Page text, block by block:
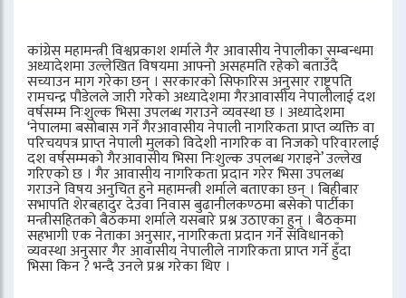
कांग्रेस महामन्त्री विश्वप्रकाश शर्माले गैर आवासीय नेपालीका सम्बन्धमा
अध्यादेशमा उल्लेखित विषयमा आफ्नो असहमति रहेको बताउँदै
सच्याउन माग गरेका छन् । सरकारको सिफारिस अनुसार राष्ट्रपति
रामचन्द्र पौडेलले जारी गरेको अध्यादेशमा गैरआवासीय नेपालीलाई दश
वर्षसम्म निःशुल्क भिसा उपलब्ध गराउने व्यवस्था छ । अध्यादेशमा
‘नेपालमा बसोबास गर्ने गैरआवासीय नेपाली नागरिकता प्राप्त व्यक्ति वा
परिचयपत्र प्राप्त नेपाली मुलको विदेशी नागरिक वा निजको परिवारलाई
दश वर्षसम्मको गैरआवासीय भिसा निःशुल्क उपलब्ध गराइने’ उल्लेख
गरिएको छ । गैर आवासीय नागरिकता प्रदान गरेर भिसा उपलब्ध
गराउने विषय अनुचित हुने महामन्त्री शर्माले बताएका छन् । बिहीबार
सभापति शेरबहादुर देउवा निवास बुढानीलकण्ठमा बसेको पार्टीका
मन्त्रीसहितको बैठकमा शर्माले यसबारे प्रश्न उठाएका हुन् । बैठकमा
सहभागी एक नेताका अनुसार, नागरिकता प्रदान गर्ने संविधानको
व्यवस्था अनुसार गैर आवासीय नेपालीले नागरिकता प्राप्त गर्ने हुँदा
भिसा किन ? भन्दै उनले प्रश्न गरेका थिए ।